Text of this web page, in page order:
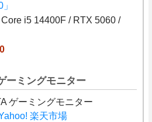
i5 14400F / RTX 5060 /
ーミングモニター
ゲーミングモニター
楽天市場